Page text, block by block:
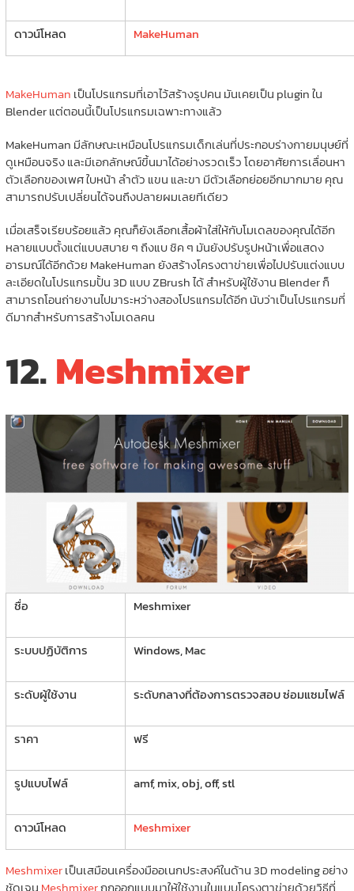
ดาวน์โหลด MakeHuman
MakeHuman เป็นโปรแกรมที่เอาไว้สร้างรูปคน มันเคยเป็น plugin ใน
Blender แต่ตอนนี้เป็นโปรแกรมเฉพาะทางแล้ว
MakeHuman มีลักษณะเหมือนโปรแกรมเด็กเล่นที่ประกอบร่างกายมนุษย์ที่
ดูเหมือนจริง และมีเอกลักษณ์ขึ้นมาได้อย่างรวดเร็ว โดยอาศัยการเลื่อนหา
ตัวเลือกของเพศ ใบหน้า ลำตัว แขน และขา มีตัวเลือกย่อยอีกมากมาย คุณ
สามารถปรับเปลี่ยนได้จนถึงปลายผมเลยทีเดียว
เมื่อเสร็จเรียบร้อยแล้ว คุณก็ยังเลือกเสื้อผ้าใส่ให้กับโมเดลของคุณได้อีก
หลายแบบตั้งแต่แบบสบาย ๆ ถึงแบ ชิค ๆ มันยังปรับรูปหน้าเพื่อแสดง
อารมณ์ได้อีกด้วย MakeHuman ยังสร้างโครงตาข่ายเพื่อไปปรับแต่งแบบ
ละเอียดในโปรแกรมปั้น 3D แบบ ZBrush ได้ สำหรับผู้ใช้งาน Blender ก็
สามารถโอนถ่ายงานไปมาระหว่างสองโปรแกรมได้อีก นับว่าเป็นโปรแกรมที่
ดีมากสำหรับการสร้างโมเดลคน
12.Meshmixer
ชื่อ Meshmixer
ระบบปฏิบัติการ Windows, Mac
ระดับผู้ใช้งาน ระดับกลางที่ต้องการตรวจสอบ ซ่อมแซมไฟล์
ราคา ฟรี
รูปแบบไฟล์ amf, mix, obj, off, stl
ดาวน์โหลด Meshmixer
Meshmixerเป็นเสมือนเครื่องมืออเนกประสงค์ในด้าน 3D modeling อย่าง